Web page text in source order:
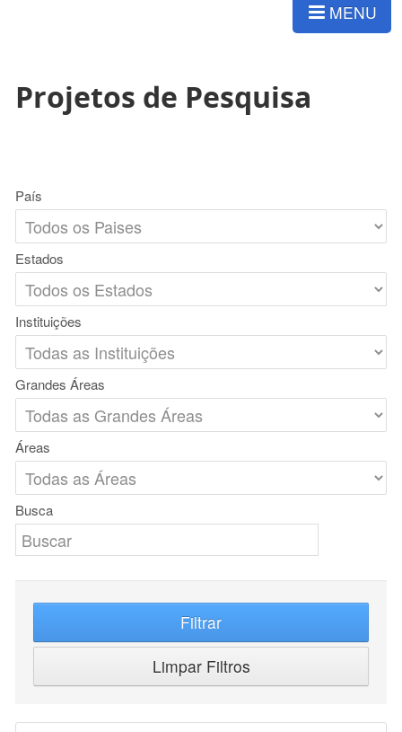
MENU
Projetos de Pesquisa
País
Estados
Instituições
Grandes Áreas
Áreas
Busca
Filtrar
Limpar Filtros